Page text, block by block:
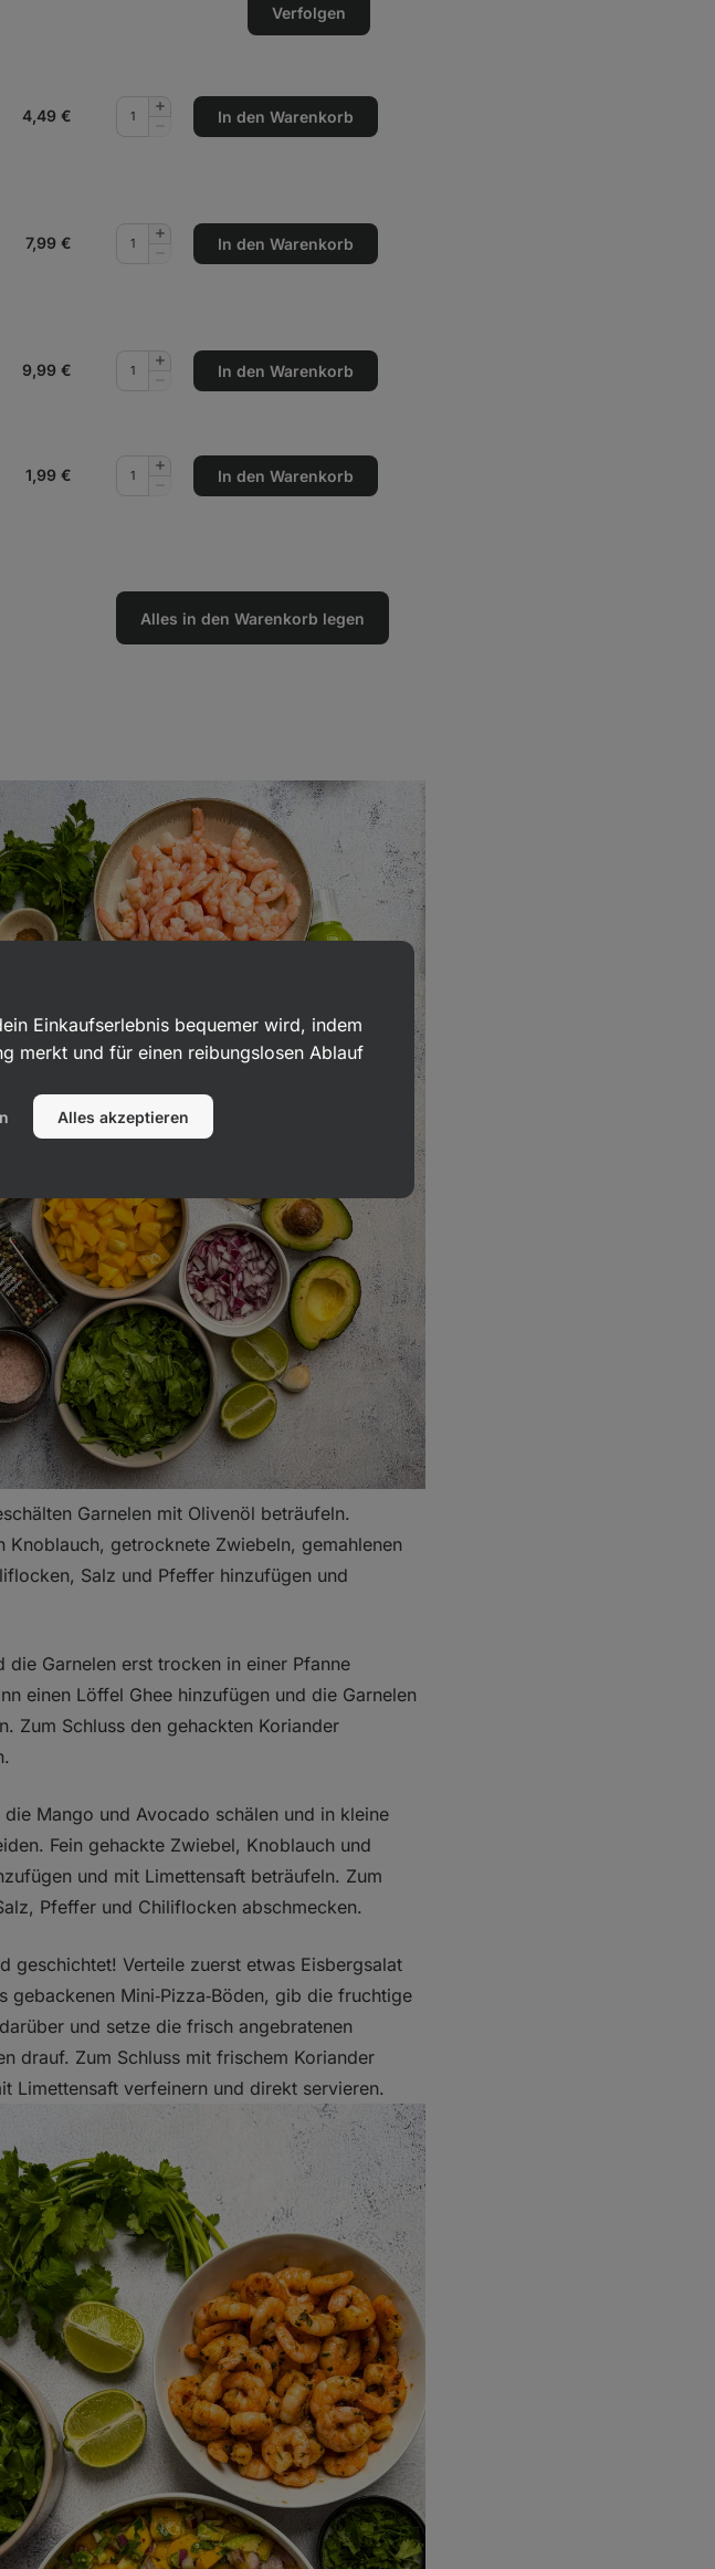
Verfolgen
4,49 €
entfernen
Menge
hinzufügenIn den Warenkorb
7,99 €
entfernen
Menge
hinzufügenIn den Warenkorb
9,99 €
entfernen
Menge
hinzufügenIn den Warenkorb
1,99 €
entfernen
Menge
hinzufügenIn den Warenkorb
Alles in den Warenkorb legen
Garnelen mit Olivenöl beträufeln.
Knoblauch, getrocknete Zwiebeln, gemahlenen
Salz und Pfeffer hinzufügen und
die Garnelen erst trocken in einer Pfanne
einen Löffel Ghee hinzufügen und die Garnelen
Zum Schluss den gehackten Koriander
die Mango und Avocado schälen und in kleine
Fein gehackte Zwiebel, Knoblauch und
und mit Limettensaft beträufeln. Zum
Pfeffer und Chiliflocken abschmecken.
geschichtet! Verteile zuerst etwas Eisbergsalat
gebackenen Mini‑Pizza‑Böden, gib die fruchtige
und setze die frisch angebratenen
drauf. Zum Schluss mit frischem Koriander
Limettensaft verfeinern und direkt servieren.
Einkaufserlebnis bequemer wird, indem
merkt und für einen reibungslosen Ablauf
Alles akzeptieren